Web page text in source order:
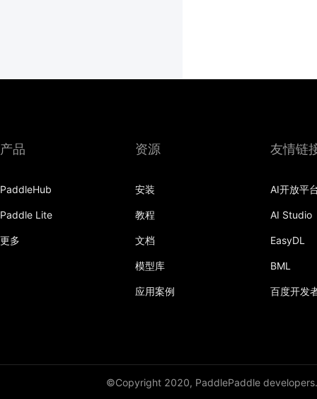
产品
PaddleHub
Paddle Lite
更多
资源
安装
教程
文档
模型库
应用案例
友情链
AI开放平
AI Studio
EasyDL
BML
百度开发
©Copyright 2020, PaddlePaddle developers.